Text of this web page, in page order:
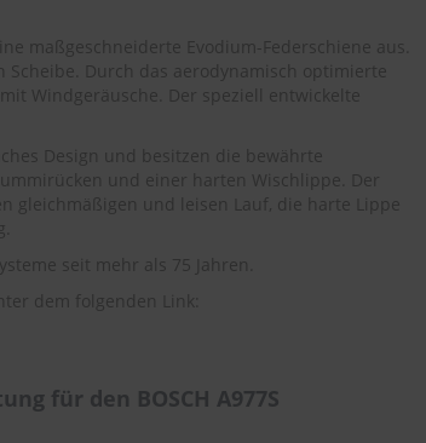
maßgeschneiderte Evodium-Federschiene aus.
Durch das aerodynamisch optimierte
Windgeräusche. Der speziell entwickelte
Design und besitzen die bewährte
und einer harten Wischlippe. Der
gleichmäßigen und leisen Lauf, die harte Lippe
seit mehr als 75 Jahren.
dem folgenden Link:
für den BOSCH A977S